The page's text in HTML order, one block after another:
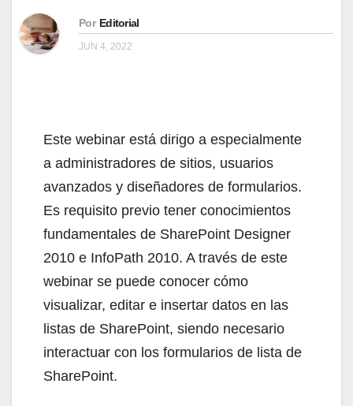
Por Editorial
JUN 4, 2022
Este webinar está dirigo a especialmente
a administradores de sitios, usuarios
avanzados y diseñadores de formularios.
Es requisito previo tener conocimientos
fundamentales de SharePoint Designer
2010 e InfoPath 2010. A través de este
webinar se puede conocer cómo
visualizar, editar e insertar datos en las
listas de SharePoint, siendo necesario
interactuar con los formularios de lista de
SharePoint.